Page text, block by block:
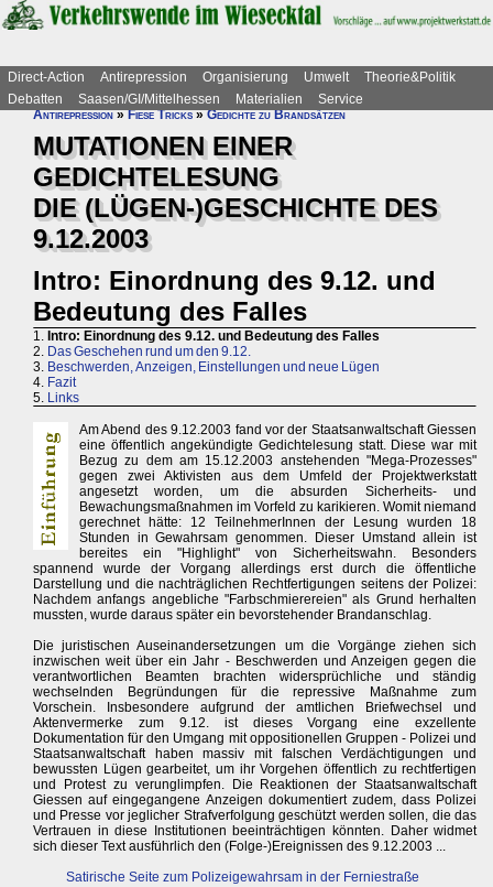
Direct-Action Antirepression Organisierung Umwelt
Theorie&Politik
Debatten
Saasen/GI/Mittelhessen Materialien
Service
Antirepression»Fiese Tricks»Gedichte zu Brandsätzen
MUTATIONEN EINER
GEDICHTELESUNG
DIE (LÜGEN-)GESCHICHTE DES
9.12.2003
Intro: Einordnung des 9.12. und
Bedeutung des Falles
1. Intro: Einordnung des 9.12. und Bedeutung des Falles
2. Das Geschehen rund um den 9.12.
3. Beschwerden, Anzeigen, Einstellungen und neue Lügen
4. Fazit
5. Links
Am Abend des 9.12.2003 fand vor der Staatsanwaltschaft Giessen
eine öffentlich angekündigte Gedichtelesung statt. Diese war mit
Bezug zu dem am 15.12.2003 anstehenden "Mega-Prozesses"
gegen zwei Aktivisten aus dem Umfeld der Projektwerkstatt
angesetzt worden, um die absurden Sicherheits- und
Bewachungsmaßnahmen im Vorfeld zu karikieren. Womit niemand
gerechnet hätte: 12 TeilnehmerInnen der Lesung wurden 18
Stunden in Gewahrsam genommen. Dieser Umstand allein ist
bereites ein "Highlight" von Sicherheitswahn. Besonders
spannend wurde der Vorgang allerdings erst durch die öffentliche
Darstellung und die nachträglichen Rechtfertigungen seitens der Polizei:
Nachdem anfangs angebliche "Farbschmierereien" als Grund herhalten
mussten, wurde daraus später ein bevorstehender Brandanschlag.
Die juristischen Auseinandersetzungen um die Vorgänge ziehen sich
inzwischen weit über ein Jahr - Beschwerden und Anzeigen gegen die
verantwortlichen Beamten brachten widersprüchliche und ständig
wechselnden Begründungen für die repressive Maßnahme zum
Vorschein. Insbesondere aufgrund der amtlichen Briefwechsel und
Aktenvermerke zum 9.12. ist dieses Vorgang eine exzellente
Dokumentation für den Umgang mit oppositionellen Gruppen - Polizei und
Staatsanwaltschaft haben massiv mit falschen Verdächtigungen und
bewussten Lügen gearbeitet, um ihr Vorgehen öffentlich zu rechtfertigen
und Protest zu verunglimpfen. Die Reaktionen der Staatsanwaltschaft
Giessen auf eingegangene Anzeigen dokumentiert zudem, dass Polizei
und Presse vor jeglicher Strafverfolgung geschützt werden sollen, die das
Vertrauen in diese Institutionen beeinträchtigen könnten. Daher widmet
sich dieser Text ausführlich den (Folge-)Ereignissen des 9.12.2003 ...
Satirische Seite zum Polizeigewahrsam in der Ferniestraße